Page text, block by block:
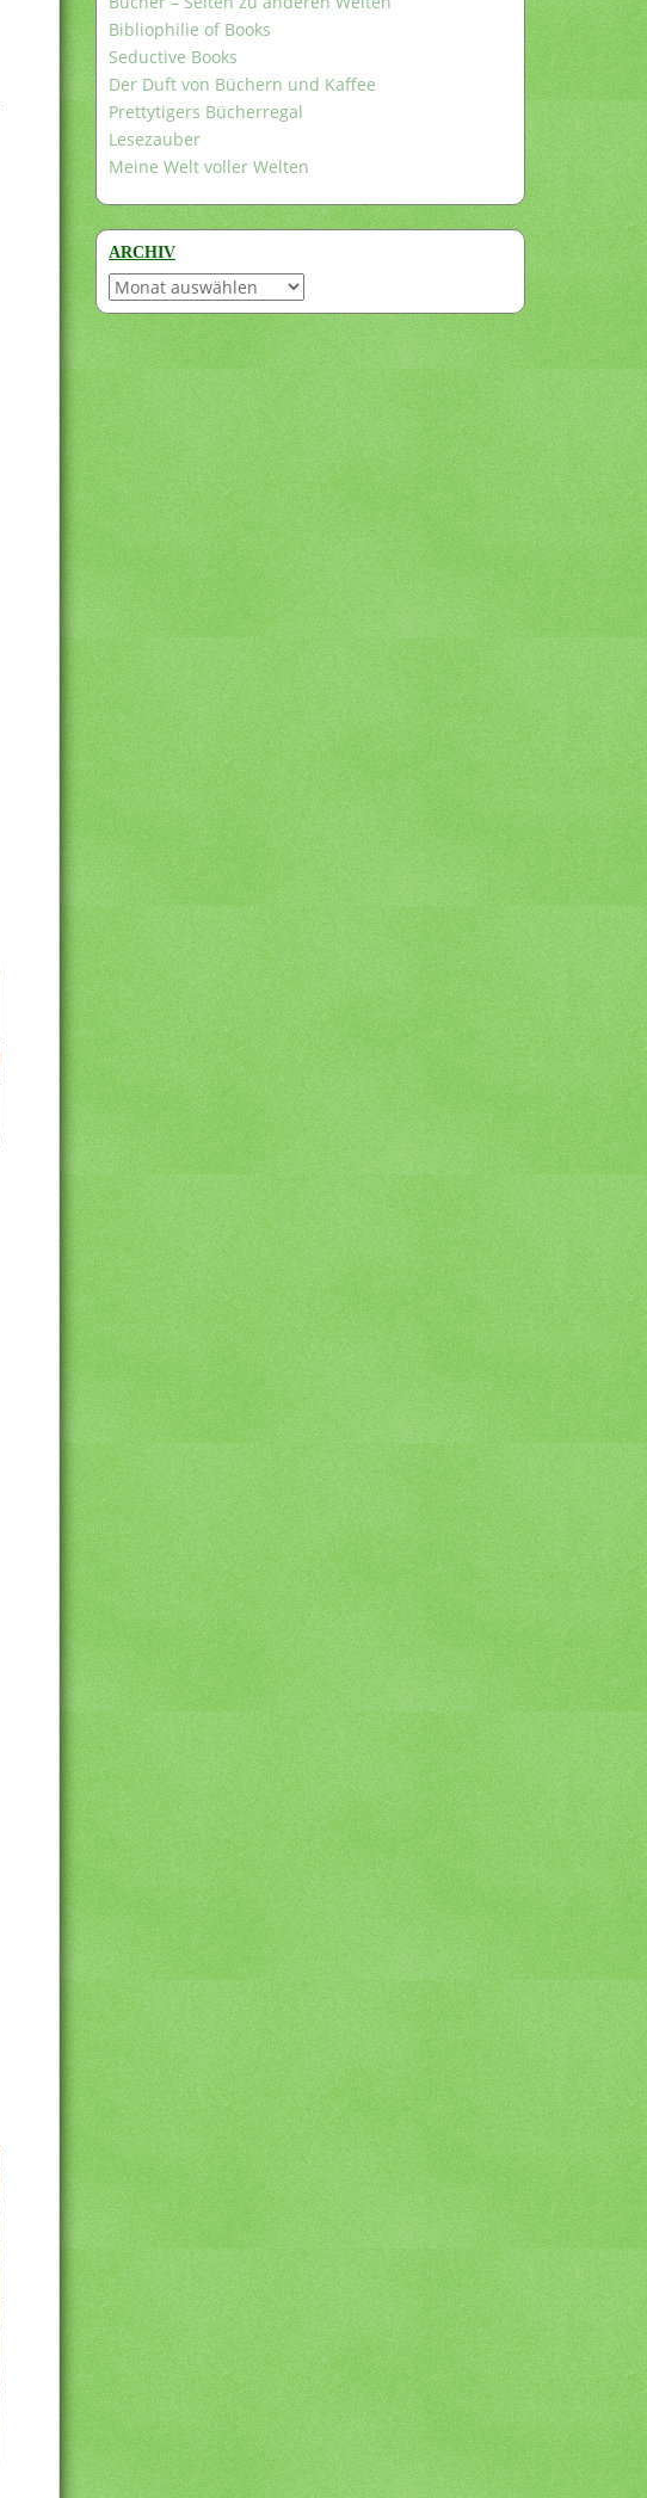
Bibliophilie of Books
Seductive Books
Der Duft von Büchern und Kaffee
Prettytigers Bücherregal
Lesezauber
Meine Welt voller Welten
ARCHIV
Archiv